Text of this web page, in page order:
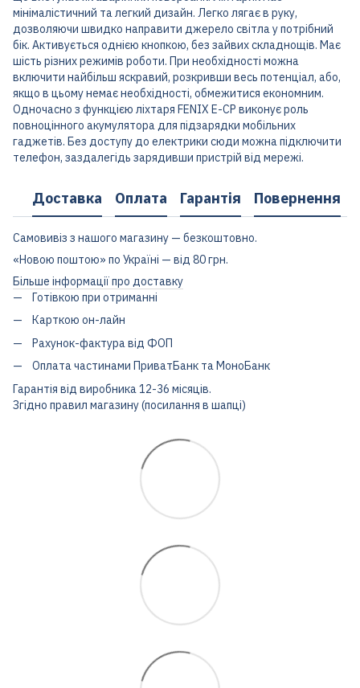
мінімалістичний та легкий дизайн. Легко лягає в руку,
дозволяючи швидко направити джерело світла у потрібний
бік. Активується однією кнопкою, без зайвих складнощів. Має
шість різних режимів роботи. При необхідності можна
включити найбільш яскравий, розкривши весь потенціал, або,
якщо в цьому немає необхідності, обмежитися економним.
Одночасно з функцією ліхтаря FENIX E-CP виконує роль
повноцінного акумулятора для підзарядки мобільних
гаджетів. Без доступу до електрики сюди можна підключити
телефон, заздалегідь зарядивши пристрій від мережі.
Доставка Оплата Гарантія Повернення
Самовивіз з нашого магазину — безкоштовно.
«Новою поштою» по Україні — від 80 грн.
Більше інформації про доставку
Готівкою при отриманні
Карткою он-лайн
Рахунок-фактура від ФОП
Оплата частинами ПриватБанк та МоноБанк
Гарантія від виробника 12-36 місяців.
Згідно правил магазину (посилання в шапці)